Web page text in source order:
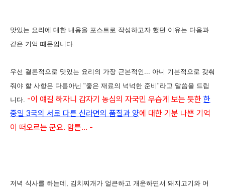
맛있는 요리에 대한 내용을 포스트로 작성하고자 했던 이유는 다음과
같은 기억 때문입니다.
우선 결론적으로 맛있는 요리의 가장 근본적인... 아니 기본적으로 갖춰
줘야 할 사항은 다름아닌 "좋은 재료의 넉넉한 준비"라고 말씀을 드립
니다. -이 얘길 하자니 갑자기 농심의 자국민 우습게 보는 듯한 한
중일 3국의 서로 다른 신라면의 품질과 양에 대한 기분 나쁜 기억
이 떠오르는 군요. 암튼... -
저녁 식사를 하는데, 김치찌개가 얼큰하고 개운하면서 돼지고기와 어